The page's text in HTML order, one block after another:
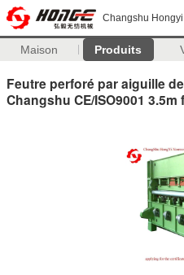
Changshu
Maison Produits
Feutre perforé par aiguille
Changshu CE/ISO9001